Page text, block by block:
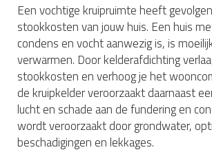
Een vochtige kruipruimte heeft
stookkosten van jouw huis. Een huis
condens en vocht aanwezig is, is
verwarmen. Door kelderafdichting
stookkosten en verhoog je het
de kruipkelder veroorzaakt daarnaast
lucht en schade aan de fundering en
wordt veroorzaakt door grondwater,
beschadigingen en lekkages.